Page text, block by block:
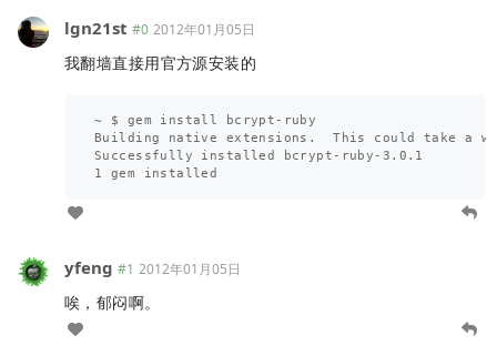
lgn21st #0 2012年01月05日
我翻墙直接用官方源安装的
~ $ gem install bcrypt-ruby
Building native extensions.  This could take a
Successfully installed bcrypt-ruby-3.0.1
yfeng #1 2012年01月05日
唉，郁闷啊。